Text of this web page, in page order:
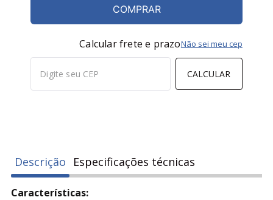
COMPRAR
Calcular frete e prazo
CALCULAR
Não sei meu cep
Descrição Especificações técnicas
Características: